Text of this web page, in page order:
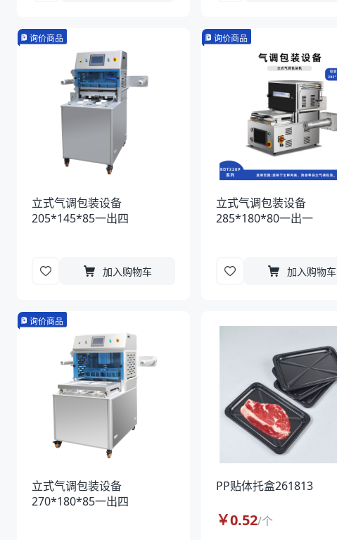
询价商品
立式气调包装设备
205*145*85一出四
加入购物车
询价商品
立式气调包装设备
285*180*80一出一
加入购物车
询价商品
立式气调包装设备
270*180*85一出四
PP贴体托盒261813
￥0.52/个